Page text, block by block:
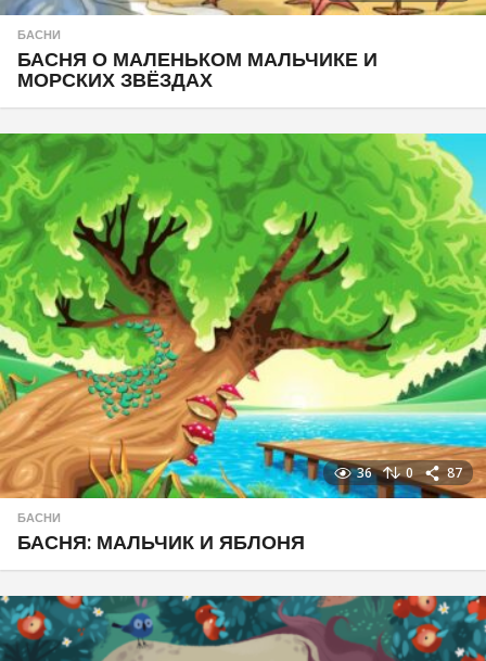
БАСНИ
БАСНЯ О МАЛЕНЬКОМ МАЛЬЧИКЕ И
МОРСКИХ ЗВЁЗДАХ
36 0 87
БАСНИ
БАСНЯ: МАЛЬЧИК И ЯБЛОНЯ